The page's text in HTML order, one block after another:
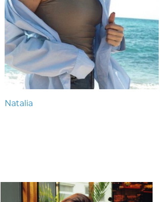
Natalia